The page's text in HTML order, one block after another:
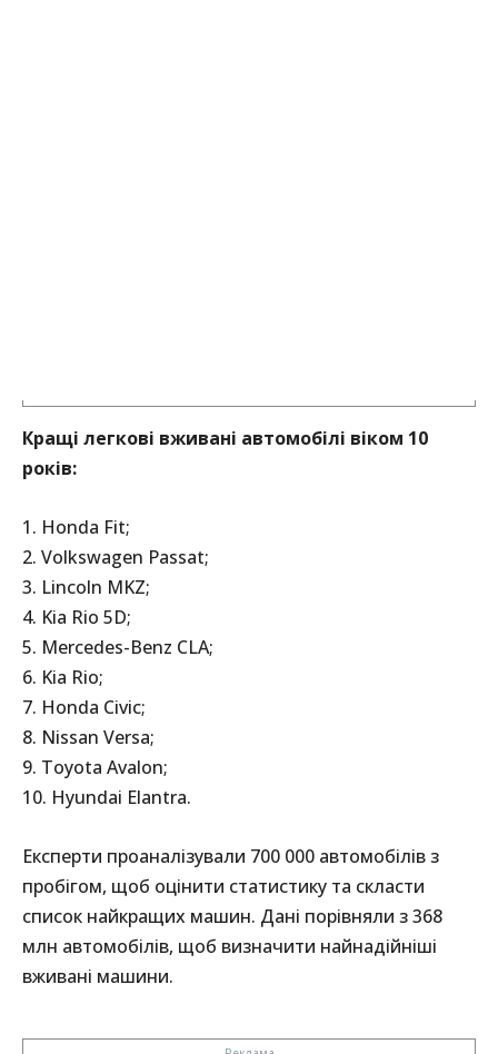
Кращі легкові вживані автомобілі віком 10
років:
1. Honda Fit;
2. Volkswagen Passat;
3. Lincoln MKZ;
4. Kia Rio 5D;
5. Mercedes-Benz CLA;
6. Kia Rio;
7. Honda Civic;
8. Nissan Versa;
9. Toyota Avalon;
10. Hyundai Elantra.
Експерти проаналізували 700 000 автомобілів з
пробігом, щоб оцінити статистику та скласти
список найкращих машин. Дані порівняли з 368
млн автомобілів, щоб визначити найнадійніші
вживані машини.